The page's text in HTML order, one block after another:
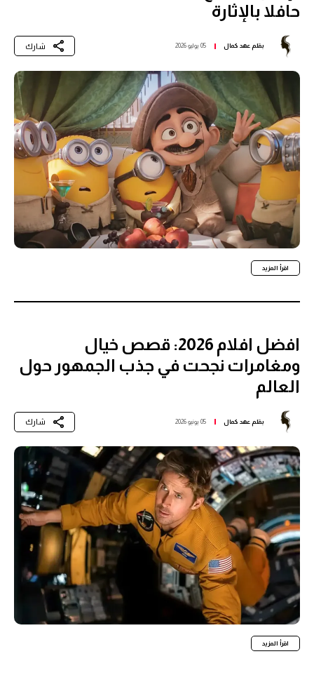
حافلا بالإثارة
بقلمعهد كمال 05 يوليو 2026 شارك
اقرأ المزيد
افضل افلام 2026: قصص خيال
ومغامرات نجحت في جذب الجمهور حول
العالم
بقلم عهد كمال 05 يونيو 2026 شارك
اقرأ المزيد